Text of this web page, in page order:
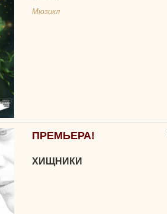
Мюзикл
ПРЕМЬЕРА!
ХИЩНИКИ